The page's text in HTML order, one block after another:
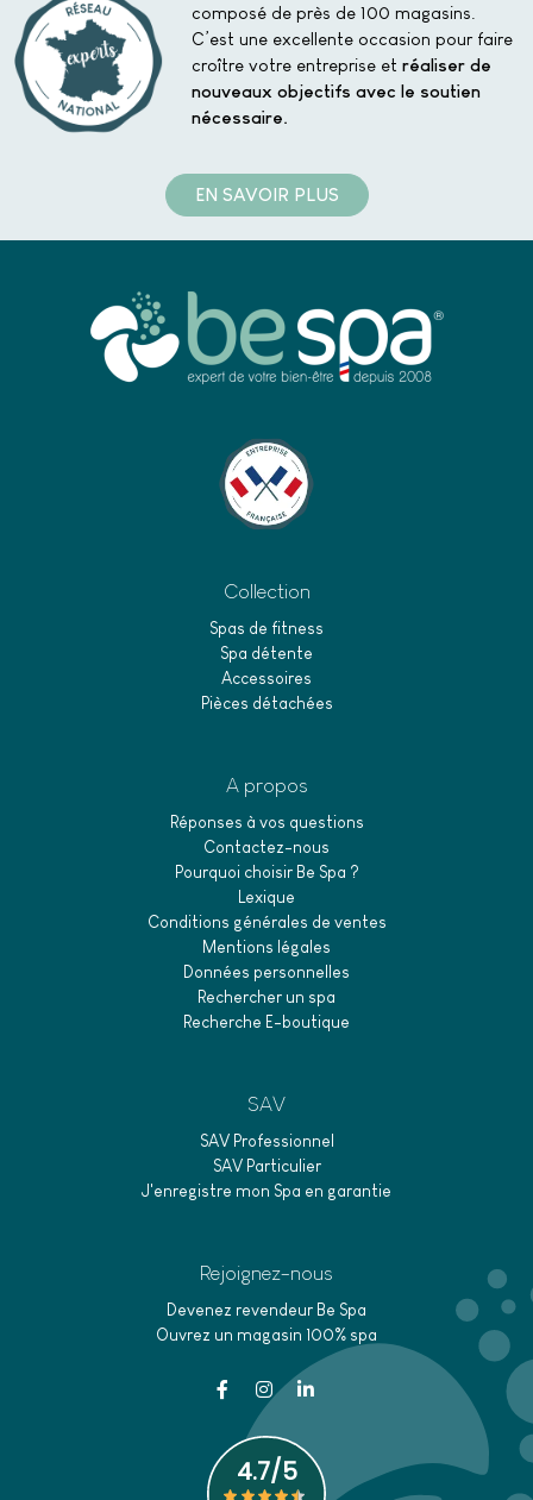
composé de près de 100 magasins.
C’est une excellente occasion pour faire
croître votre entreprise etréaliser de
nouveaux objectifs avec le soutien
nécessaire.
EN SAVOIR PLUS
Collection
Spas de fitness
Spa détente
Accessoires
Pièces détachées
A propos
Réponses à vos questions
Contactez-nous
Pourquoi choisir Be Spa ?
Lexique
Conditions générales de ventes
Mentions légales
Données personnelles
Rechercher un spa
Recherche E-boutique
SAV
SAV Professionnel
SAV Particulier
J'enregistre mon Spa en garantie
Rejoignez-nous
Devenez revendeur Be Spa
Ouvrez un magasin 100% spa